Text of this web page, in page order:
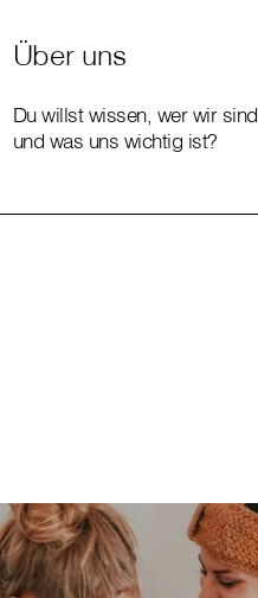
Über uns
Du willst wissen, wer wir sind
und was uns wichtig ist?